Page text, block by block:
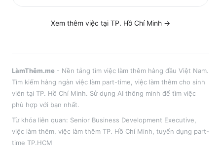
Xem thêm việc tại TP. Hồ Chí Minh →
LàmThêm.me - Nền tảng tìm việc làm thêm hàng đầu Việt Nam.
Tìm kiếm hàng ngàn việc làm part-time, việc làm thêm cho sinh
viên tại TP. Hồ Chí Minh. Sử dụng AI thông minh để tìm việc
phù hợp với bạn nhất.
Từ khóa liên quan: Senior Business Development Executive
việc làm thêm , việc làm thêm TP. Hồ Chí Minh , tuyển dụng part-
time TP.HCM